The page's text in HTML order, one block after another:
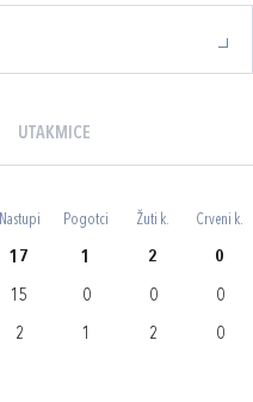
UTAKMICE
Nastupi Pogotci Žuti k. Crveni k.
17 1 2 0
15 0 0 0
2 1 2 0